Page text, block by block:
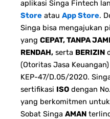
aplikasi Singa Fintech
Store atau App Store.
Singa bisa mengajukan
yang CEPAT, TANPA
RENDAH, serta BERIZIN
(Otoritas Jasa
KEP-47/D.05/2020.
sertifikasi ISO dengan
yang berkomitmen
Sobat Singa AMAN